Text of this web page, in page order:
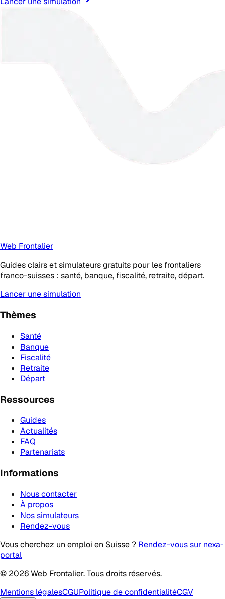
Web Frontalier
Guides clairs et simulateurs gratuits pour les frontaliers
franco-suisses : santé, banque, fiscalité, retraite, départ.
Lancer une simulation
Thèmes
Santé
Banque
Fiscalité
Retraite
Départ
Ressources
Guides
Actualités
FAQ
Partenariats
Informations
Nous contacter
À propos
Nos simulateurs
Rendez-vous
Vous cherchez un emploi en Suisse ? Rendez-vous sur nexa-
portal
© 2026 Web Frontalier. Tous droits réservés.
Mentions légalesCGUPolitique de confidentialitéCGV